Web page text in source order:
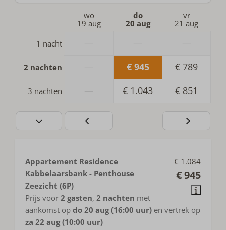
wo
19 aug
do
20 aug
vr
21 aug
1 nacht
2 nachten € 945 € 789
3 nachten € 1.043 € 851
€ 1.084
€ 945
Appartement Residence
Kabbelaarsbank - Penthouse
Zeezicht (6P)
Prijs voor 2 gasten, 2 nachten met
aankomst op do 20 aug (16:00 uur) en vertrek op
za 22 aug (10:00 uur)